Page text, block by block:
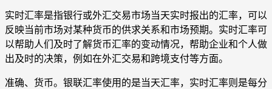
实时汇率是指银行或外汇交易市场当天实时报出的汇率，可以
反映当前市场对某种货币的供求关系和市场预期。实时汇率可
以帮助人们及时了解货币汇率的变动情况，帮助企业和个人做
出及时的决策，例如在外汇交易和跨境支付等方面。
准确、货币。银联汇率使用的是当天汇率，实时汇率则是每分